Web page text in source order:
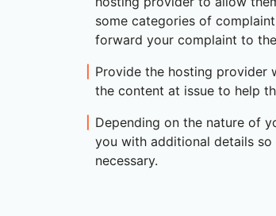
some categories of
forward your complaint to
Provide the hosting provider
the content at issue to help
Depending on the nature of
you with additional details
necessary.